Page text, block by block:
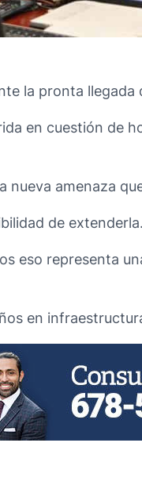
la pronta
en cuestión de
nueva amenaza
de extenderla.
eso representa
en